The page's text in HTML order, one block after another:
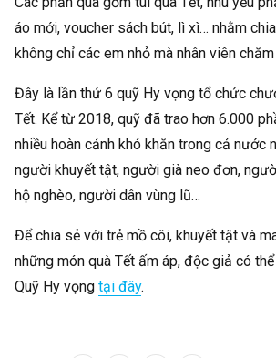
áo mới, voucher sách bút, lì xì… nhằm
không chỉ các em nhỏ mà nhân viên
Đây là lần thứ 6 quỹ Hy vọng tổ chức
Tết. Kể từ 2018, quỹ đã trao hơn 6.000
nhiều hoàn cảnh khó khăn trong cả nước
người khuyết tật, người già neo đơn,
hộ nghèo, người dân vùng lũ…
Để chia sẻ với trẻ mồ côi, khuyết tật và
những món quà Tết ấm áp, độc giả có
Quỹ Hy vọng tại đây.